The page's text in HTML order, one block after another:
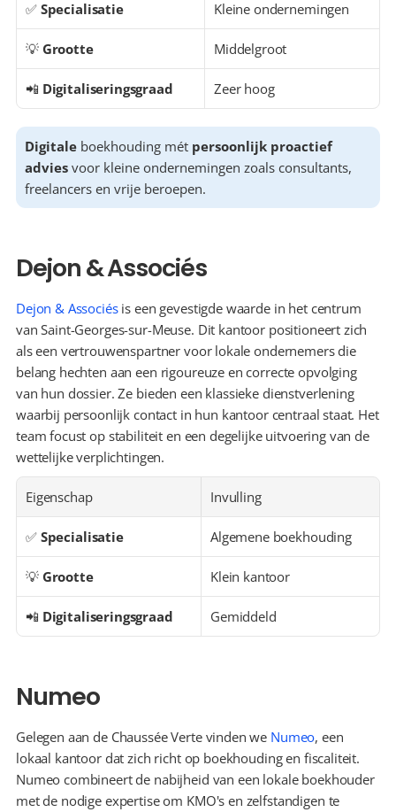
✅ Specialisatie Kleine ondernemingen
💡 Grootte Middelgroot
📲 Digitaliseringsgraad Zeer hoog
Digitale boekhouding mét persoonlijk proactief
advies voor kleine ondernemingen zoals consultants,
freelancers en vrije beroepen.
Dejon & Associés
Dejon & Associés is een gevestigde waarde in het centrum
van Saint-Georges-sur-Meuse. Dit kantoor positioneert zich
als een vertrouwenspartner voor lokale ondernemers die
belang hechten aan een rigoureuze en correcte opvolging
van hun dossier. Ze bieden een klassieke dienstverlening
waarbij persoonlijk contact in hun kantoor centraal staat. Het
team focust op stabiliteit en een degelijke uitvoering van de
wettelijke verplichtingen.
Eigenschap Invulling
✅ Specialisatie Algemene boekhouding
💡 Grootte Klein kantoor
📲 Digitaliseringsgraad Gemiddeld
Numeo
Gelegen aan de Chaussée Verte vinden we Numeo, een
lokaal kantoor dat zich richt op boekhouding en fiscaliteit.
Numeo combineert de nabijheid van een lokale boekhouder
met de nodige expertise om KMO's en zelfstandigen te